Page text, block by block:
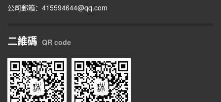
公司郵箱：415594644@qq.com
二維碼 QR code